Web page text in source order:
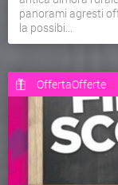
panorami agresti
la possibi...
OffertaOfferte